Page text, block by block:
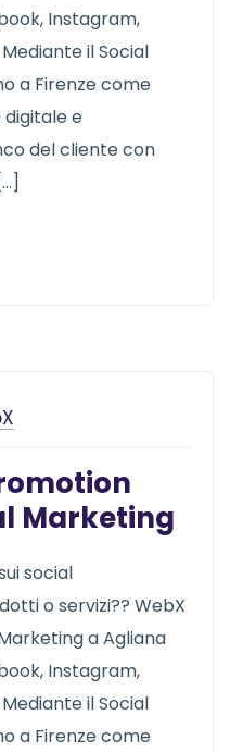
Instagram,
Mediante il Social
a Firenze come
digitale e
del cliente con
Marketing
social
o servizi?? WebX
a Agliana
Instagram,
Mediante il Social
a Firenze come